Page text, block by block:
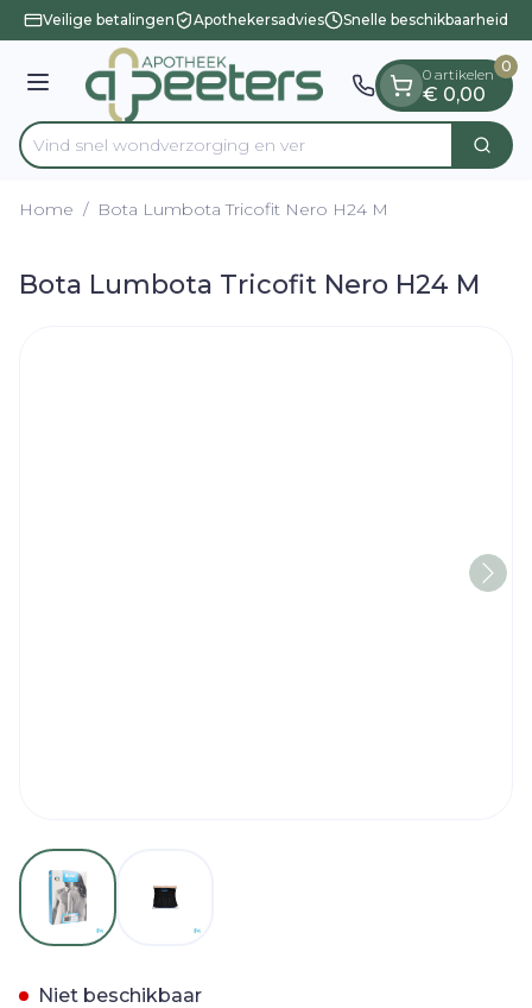
Ga naar de inhoud
1 van 1
Veilige betalingen Apothekersadvies Snelle beschikbaarheid
Menu
Product, merk, categorie...
Vind snel wondverzorging Zoek
0 artikelen
€ 0,00
0
Home / Bota Lumbota Tricofit Nero H24 M
Bota Lumbota Tricofit Nero H24 M
View larger image
Niet beschikbaar